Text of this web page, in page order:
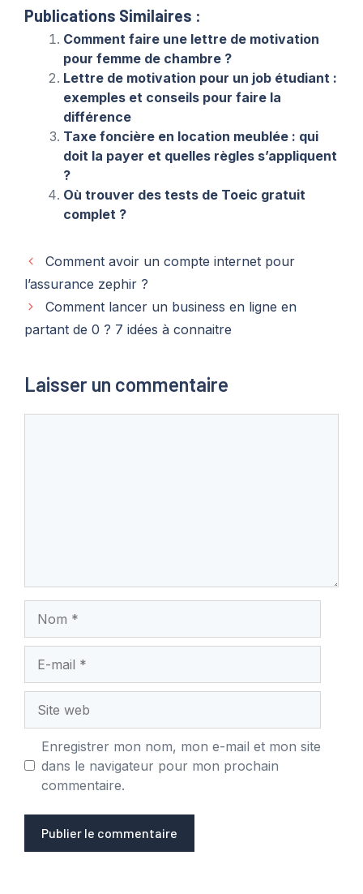
Publications Similaires :
Comment faire une lettre de motivation
pour femme de chambre ?
Lettre de motivation pour un job étudiant :
exemples et conseils pour faire la
différence
Taxe foncière en location meublée : qui
doit la payer et quelles règles s’appliquent
?
Où trouver des tests de Toeic gratuit
complet ?
Comment avoir un compte internet pour
l’assurance zephir ?
Comment lancer un business en ligne en
partant de 0 ? 7 idées à connaitre
Laisser un commentaire
mail
web
Enregistrer mon nom, mon e-mail et mon site
dans le navigateur pour mon prochain
commentaire.